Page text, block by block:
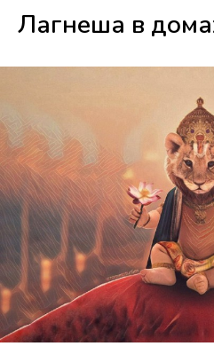
Лагнеша в